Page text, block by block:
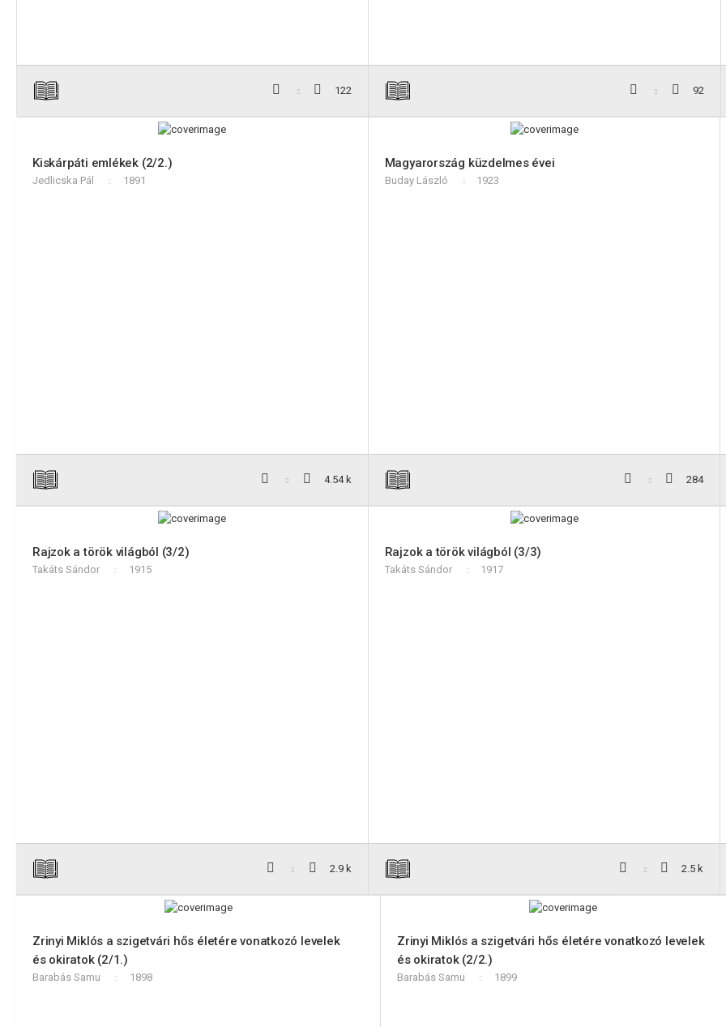
122 92
Kiskárpáti emlékek (2/2.)
Jedlicska Pál 1891
4.54 k
Magyarország küzdelmes évei
Buday László 1923
284
Rajzok a török világból (3/2)
Takáts Sándor 1915
2.9 k
Rajzok a török világból (3/3)
Takáts Sándor 1917
2.5 k
Zrinyi Miklós a szigetvári hős életére vonatkozó levelek
és okiratok (2/1.)
Barabás Samu 1898
Zrinyi Miklós a szigetvári hős életére vonatkozó levelek
és okiratok (2/2.)
Barabás Samu 1899